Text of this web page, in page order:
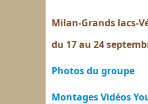
Milan-Grands lacs-
du 17 au 24
Photos du groupe
Montages Vidéos